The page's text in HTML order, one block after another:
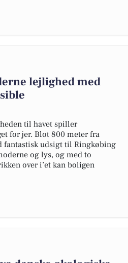
lejlighed med
til havet spiller
for jer. Blot 800 meter fra
fantastisk udsigt til Ringkøbing
og lys, og med to
over i’et kan boligen